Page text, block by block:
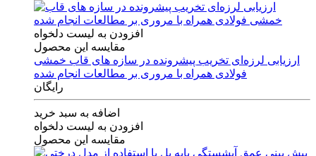
افزودن به لیست دلخواه
مقایسه این محصول
ارزیابی لرزه‌ای تخریب پیشرونده در سازه های قاب خمشی
فولادی همراه با مروری بر مطالعات انجام شده
رایگان
اضافه به سبد خرید
افزودن به لیست دلخواه
مقایسه این محصول